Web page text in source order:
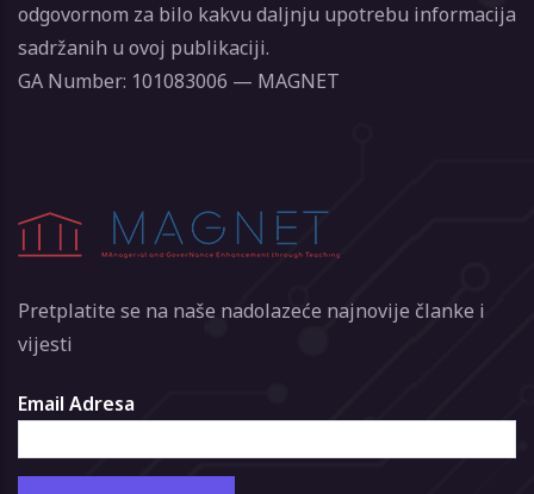
odgovornom za bilo kakvu daljnju upotrebu informacija
sadržanih u ovoj publikaciji.
GA Number: 101083006 — MAGNET
Pretplatite se na naše nadolazeće najnovije članke i
vijesti
Email Adresa